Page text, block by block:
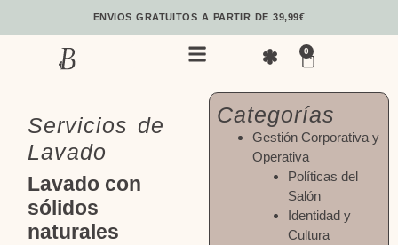
ENVIOS GRATUITOS A PARTIR DE 39,99€
0
Servicios de
Lavado
Lavado con
sólidos
naturales
Categorías
Gestión Corporativa y
Operativa
Políticas del
Salón
Identidad y
Cultura